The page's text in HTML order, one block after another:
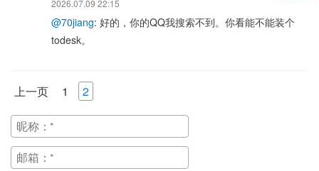
2026.07.09 22:15
@70jiang: 好的，你的QQ我搜索不到。你看能不能装个
todesk。
上一页 1 2
昵称：
邮箱：